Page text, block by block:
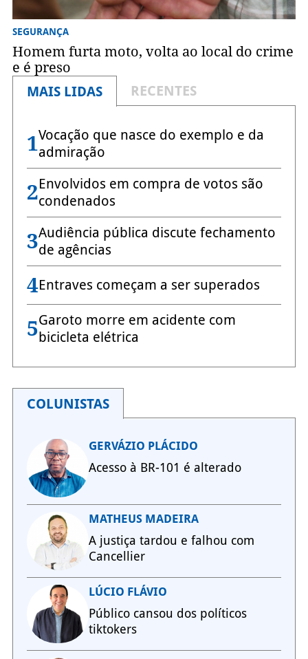
SEGURANÇA
Homem furta moto, volta ao local do crime
e é preso
MAIS LIDAS
RECENTES
1Vocação que nasce do exemplo e da
admiração
2Envolvidos em compra de votos são
condenados
3Audiência pública discute fechamento
de agências
4Entraves começam a ser superados
5Garoto morre em acidente com
bicicleta elétrica
COLUNISTAS
GERVÁZIO PLÁCIDO
Acesso à BR-101 é alterado
MATHEUS MADEIRA
A justiça tardou e falhou com
Cancellier
LÚCIO FLÁVIO
Público cansou dos políticos
tiktokers